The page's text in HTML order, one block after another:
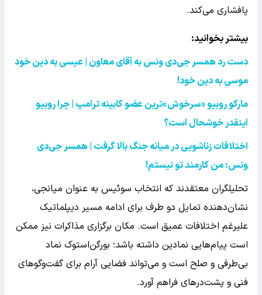
پافشاری می‌کند.
بیشتر بخوانید:
دست رد همسر جی‌دی‌ ونس به آقای معاون | عیسی به دین خود
موسی به دین خود!
مارکو روبیو «سرخوش‌»ترین عضو کابینه ترامپ | چرا روبیو
اینقدر خوشحال است؟
اختلافات زناشویی در میانه جنگ بالا گرفت | همسر جی‌دی
ونس: من کارمند تو نیستم!
تحلیلگران معتقدند که انتخاب سوئیس به عنوان میانجی،
نشان‌دهنده تمایل دو طرف برای ادامه مسیر دیپلماتیک
علیرغم اختلافات عمیق است. مکان برگزاری مذاکرات نیز ممکن
است پیام‌هایی نمادین داشته باشد؛ بورگن‌استوک نماد
بی‌طرفی و صلح است و می‌تواند فضایی آرام برای گفت‌وگوهای
فنی و پشت‌درهای فراهم آورد.